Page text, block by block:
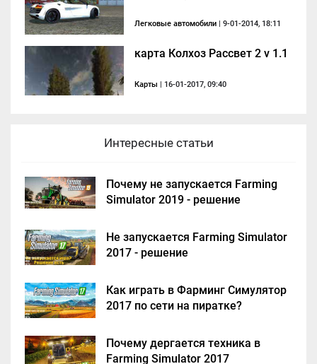
Легковые автомобили | 9-01-2014, 18:11
карта Колхоз Рассвет 2 v 1.1
Карты | 16-01-2017, 09:40
Интересные статьи
Почему не запускается Farming
Simulator 2019 - решение
Не запускается Farming Simulator
2017 - решение
Как играть в Фарминг Симулятор
2017 по сети на пиратке?
Почему дергается техника в
Farming Simulator 2017